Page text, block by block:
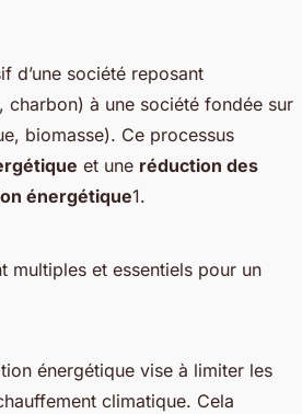
d’une société reposant
charbon) à une société fondée sur
biomasse). Ce processus
et une réduction des
énergétique1.
multiples et essentiels pour un
énergétique vise à limiter les
climatique. Cela